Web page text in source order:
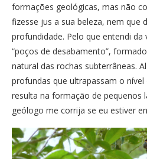
formações geológicas, mas não
fizesse jus a sua beleza, nem que
profundidade. Pelo que entendi da
“poços de desabamento”,
natural das rochas subterrâneas.
profundas que ultrapassam o
resulta na formação de pequenos
geólogo me corrija se eu estiver